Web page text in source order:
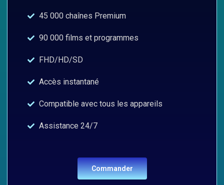
45 000 chaînes Premium
90 000 films et programmes
FHD/HD/SD
Accès instantané
Compatible avec tous les appareils
Assistance 24/7
Commander